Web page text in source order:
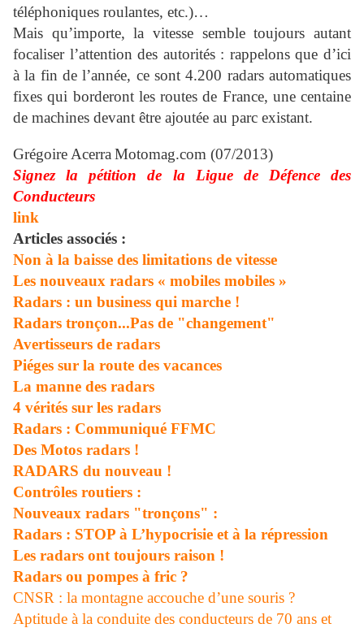
téléphoniques roulantes, etc.)…
Mais qu’importe, la vitesse semble toujours autant
focaliser l’attention des autorités : rappelons que d’ici
à la fin de l’année, ce sont 4.200 radars automatiques
fixes qui borderont les routes de France, une centaine
de machines devant être ajoutée au parc existant.
Grégoire Acerra Motomag.com (07/2013)
Signez la pétition de la Ligue de Défence des
Conducteurs
link
Articles associés :
Non à la baisse des limitations de vitesse
Les nouveaux radars « mobiles mobiles »
Radars : un business qui marche !
Radars tronçon...Pas de "changement"
Avertisseurs de radars
Piéges sur la route des vacances
La manne des radars
4 vérités sur les radars
Radars : Communiqué FFMC
Des Motos radars !
RADARS du nouveau !
Contrôles routiers :
Nouveaux radars "tronçons" :
Radars : STOP à L’hypocrisie et à la répression
Les radars ont toujours raison !
Radars ou pompes à fric ?
CNSR : la montagne accouche d’une souris ?
Aptitude à la conduite des conducteurs de 70 ans et